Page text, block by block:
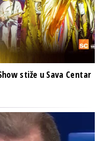
stiže u Sava Centar